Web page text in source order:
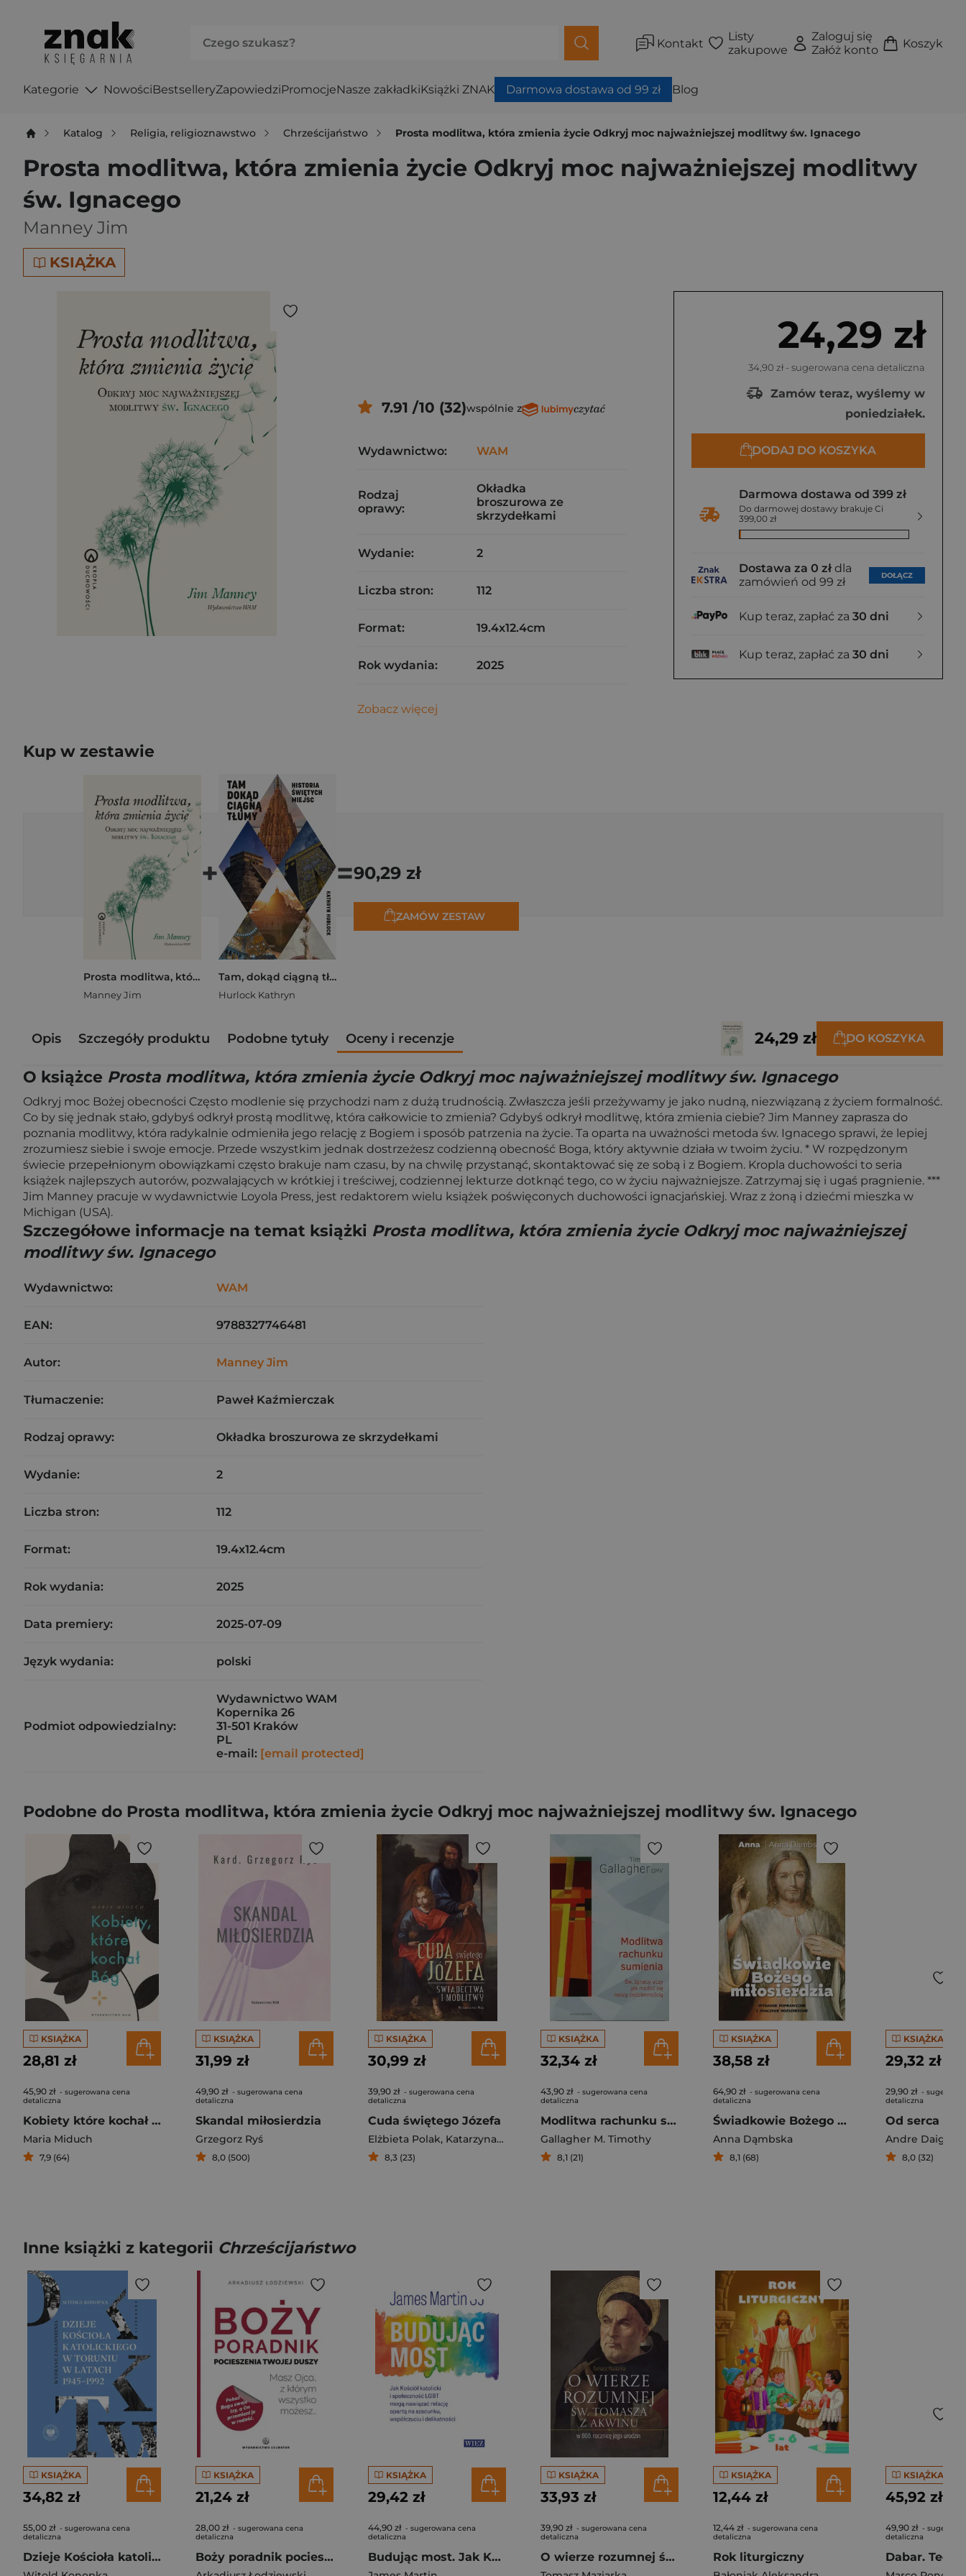
Kontakt
Listy
zakupowe
Zaloguj się
Załóż konto
Koszyk
Kategorie NowościBestselleryZapowiedziPromocjeNasze zakładkiKsiążki ZNAK Darmowa dostawa od 99 zł Blog
Katalog Religia, religioznawstwo Chrześcijaństwo Prosta modlitwa, która zmienia życie Odkryj moc najważniejszej modlitwy św. Ignacego
Prosta modlitwa, która zmienia życie Odkryj moc najważniejszej modlitwy
św. Ignacego
Manney Jim
KSIĄŻKA
24,29 zł
34,90 zł - sugerowana cena detaliczna
Zamów teraz, wyślemy w
poniedziałek.
DODAJ DO KOSZYKA
Darmowa dostawa od 399 zł
Do darmowej dostawy brakuje Ci
399,00 zł
Dostawa za 0 zł dla
zamówień od 99 zł
DOŁĄCZ
Kup teraz, zapłać za 30 dni
Kup teraz, zapłać za 30 dni
7.91 /10 (32)wspólnie z
Wydawnictwo: WAM
Rodzaj
oprawy:
Okładka
broszurowa ze
skrzydełkami
Wydanie: 2
Liczba stron: 112
Format: 19.4x12.4cm
Rok wydania: 2025
Zobacz więcej
Kup w zestawie
Prosta modlitwa, która zmienia życie Odkryj moc najważniejszej modlitwy św. Ignacego
Manney Jim
+
Tam, dokąd ciągną tłumy. Historia świętych miejsc
Hurlock Kathryn
=90,29 zł
ZAMÓW ZESTAW
Opis Szczegóły produktu Podobne tytuły Oceny i recenzje 24,29 zł DO KOSZYKA
O książce Prosta modlitwa, która zmienia życie Odkryj moc najważniejszej modlitwy św. Ignacego
Odkryj moc Bożej obecności Często modlenie się przychodzi nam z dużą trudnością. Zwłaszcza jeśli przeżywamy je jako nudną, niezwiązaną z życiem formalność.
Co by się jednak stało, gdybyś odkrył prostą modlitwę, która całkowicie to zmienia? Gdybyś odkrył modlitwę, która zmienia ciebie? Jim Manney zaprasza do
poznania modlitwy, która radykalnie odmieniła jego relację z Bogiem i sposób patrzenia na życie. Ta oparta na uważności metoda św. Ignacego sprawi, że lepiej
zrozumiesz siebie i swoje emocje. Przede wszystkim jednak dostrzeżesz codzienną obecność Boga, który aktywnie działa w twoim życiu. * W rozpędzonym
świecie przepełnionym obowiązkami często brakuje nam czasu, by na chwilę przystanąć, skontaktować się ze sobą i z Bogiem. Kropla duchowości to seria
książek najlepszych autorów, pozwalających w krótkiej i treściwej, codziennej lekturze dotknąć tego, co w życiu najważniejsze. Zatrzymaj się i ugaś pragnienie. ***
Jim Manney pracuje w wydawnictwie Loyola Press, jest redaktorem wielu książek poświęconych duchowości ignacjańskiej. Wraz z żoną i dziećmi mieszka w
Michigan (USA).
Szczegółowe informacje na temat książki Prosta modlitwa, która zmienia życie Odkryj moc najważniejszej
modlitwy św. Ignacego
Wydawnictwo: WAM
EAN: 9788327746481
Autor: Manney Jim
Tłumaczenie: Paweł Kaźmierczak
Rodzaj oprawy: Okładka broszurowa ze skrzydełkami
Wydanie: 2
Liczba stron: 112
Format: 19.4x12.4cm
Rok wydania: 2025
Data premiery: 2025-07-09
Język wydania: polski
Podmiot odpowiedzialny:
Wydawnictwo WAM
Kopernika 26
31-501 Kraków
PL
e-mail: [email protected]
Podobne do Prosta modlitwa, która zmienia życie Odkryj moc najważniejszej modlitwy św. Ignacego
KSIĄŻKA
28,81 zł
45,90 zł - sugerowana cena
detaliczna
Kobiety które kochał Bóg
Maria Miduch
7,9 (64)
KSIĄŻKA
31,99 zł
49,90 zł - sugerowana cena
detaliczna
Skandal miłosierdzia
Grzegorz Ryś
8,0 (500)
KSIĄŻKA
30,99 zł
39,90 zł - sugerowana cena
detaliczna
Cuda świętego Józefa
Elżbieta Polak, Katarzyna Pytlarz
8,3 (23)
KSIĄŻKA
32,34 zł
43,90 zł - sugerowana cena
detaliczna
Modlitwa rachunku sumienia
Gallagher M. Timothy
8,1 (21)
KSIĄŻKA
38,58 zł
64,90 zł - sugerowana cena
detaliczna
Świadkowie Bożego Miłosierdzia
Anna Dąmbska
8,1 (68)
KSIĄŻKA
29,32 zł
29,90 zł -
detaliczna
Andre
8,0 (32)
Inne książki z kategorii Chrześcijaństwo
KSIĄŻKA
34,82 zł
55,00 zł - sugerowana cena
detaliczna
Dzieje Kościoła katolickiego w Toruniu w latach 1945–1992. Wybrane zagadnienia
KSIĄŻKA
21,24 zł
28,00 zł - sugerowana cena
detaliczna
Boży poradnik pocieszenia Twojej duszy. Masz Ojca, z którym wszystko możesz…
KSIĄŻKA
29,42 zł
44,90 zł - sugerowana cena
detaliczna
Budując most. Jak Kościół katolicki i społeczność LGBT mogą nawiązać relację opartą na szacunku, współczuciu i delikatności
KSIĄŻKA
33,93 zł
39,90 zł - sugerowana cena
detaliczna
O wierze rozumnej św. Tomasza z Akwinu w 800. rocznicę jego urodzin
KSIĄŻKA
12,44 zł
12,44 zł - sugerowana cena
detaliczna
Rok liturgiczny
KSIĄŻKA
45,92 zł
49,90 zł -
detaliczna